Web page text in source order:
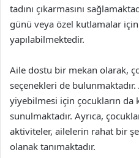
tadını çıkarmasını
günü veya özel kutlamalar
yapılabilmektedir.
Aile dostu bir mekan olarak,
seçenekleri de
yiyebilmesi için çocukların da
sunulmaktadır. Ayrıca,
aktiviteler, ailelerin rahat bir
olanak tanımaktadır.